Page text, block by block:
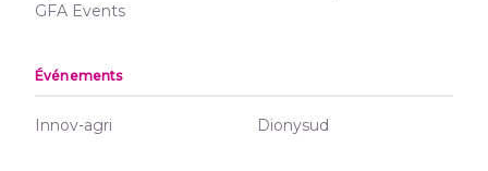
GFA Events
Événements
Innov-agri Dionysud